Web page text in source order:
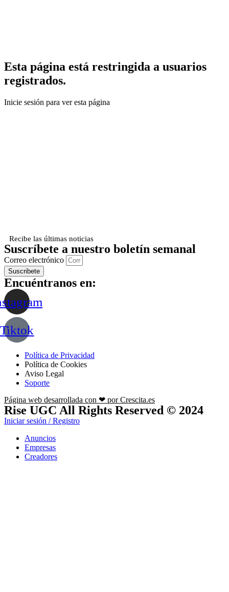
Esta página está restringida a usuarios
registrados.
Inicie sesión para ver esta página
Recibe las últimas noticias
Suscríbete a nuestro boletín semanal
Correo electrónico
Suscribete
Encuéntranos en:
Tiktok
Política de Privacidad
Política de Cookies
Aviso Legal
Soporte
Página web desarrollada con ❤ por Crescita.es
Rise UGC All Rights Reserved © 2024
Iniciar sesión / Registro
Anuncios
Empresas
Creadores